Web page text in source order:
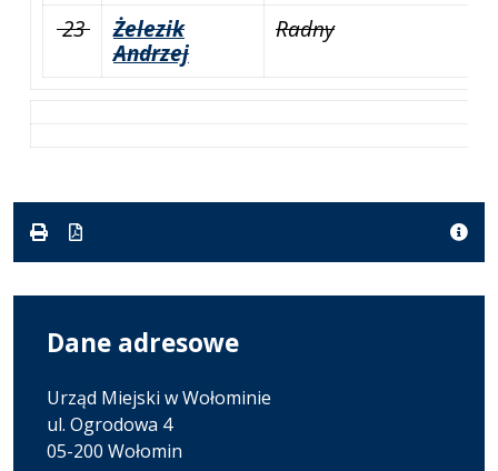
23
Żelezik
Andrzej
Radny
Dane adresowe
Urząd Miejski w Wołominie
ul. Ogrodowa 4
05-200 Wołomin